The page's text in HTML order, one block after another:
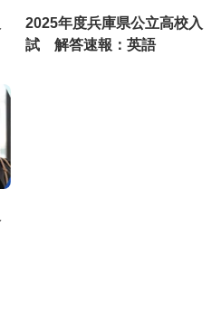
2025年度兵庫県公立高校入
試 解答速報：英語